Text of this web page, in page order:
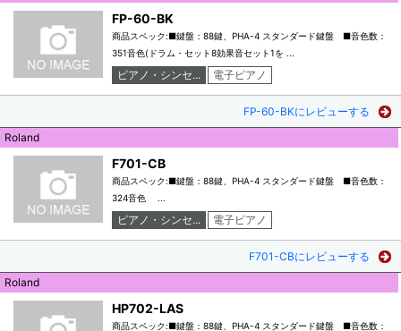
FP-60-BK
商品スペック:■鍵盤：88鍵、PHA-4 スタンダード鍵盤 ■音色数：
351音色(ドラム・セット8効果音セット1を ...
ピアノ・シンセ... 電子ピアノ
FP-60-BKにレビューする
Roland
F701-CB
商品スペック:■鍵盤：88鍵、PHA-4 スタンダード鍵盤 ■音色数：
324音色 ...
ピアノ・シンセ... 電子ピアノ
F701-CBにレビューする
Roland
HP702-LAS
商品スペック:■鍵盤：88鍵、PHA-4 スタンダード鍵盤 ■音色数：